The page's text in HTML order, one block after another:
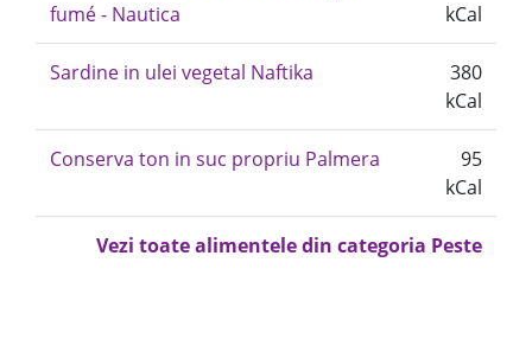
fumé - Nautica
kCal
Sardine in ulei vegetal Naftika
380
kCal
Conserva ton in suc propriu Palmera
95
kCal
Vezi toate alimentele din categoria Peste